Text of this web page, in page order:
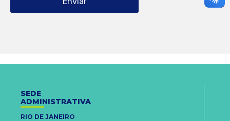
SEDE
ADMINISTRATIVA
RIO DE JANEIRO